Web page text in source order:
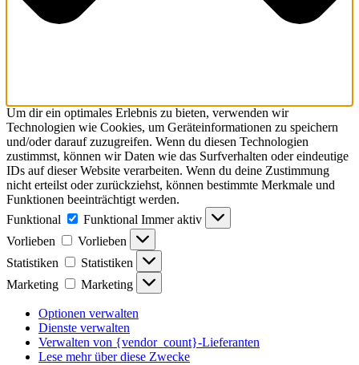
Um dir ein optimales Erlebnis zu bieten, verwenden wir
Technologien wie Cookies, um Geräteinformationen zu speichern
und/oder darauf zuzugreifen. Wenn du diesen Technologien
zustimmst, können wir Daten wie das Surfverhalten oder eindeutige
IDs auf dieser Website verarbeiten. Wenn du deine Zustimmung
nicht erteilst oder zurückziehst, können bestimmte Merkmale und
Funktionen beeinträchtigt werden.
Funktional
Funktional Immer aktiv
Vorlieben
Vorlieben
Statistiken
Statistiken
Marketing
Marketing
Optionen verwalten
Dienste verwalten
Verwalten von {vendor_count}-Lieferanten
Lese mehr über diese Zwecke